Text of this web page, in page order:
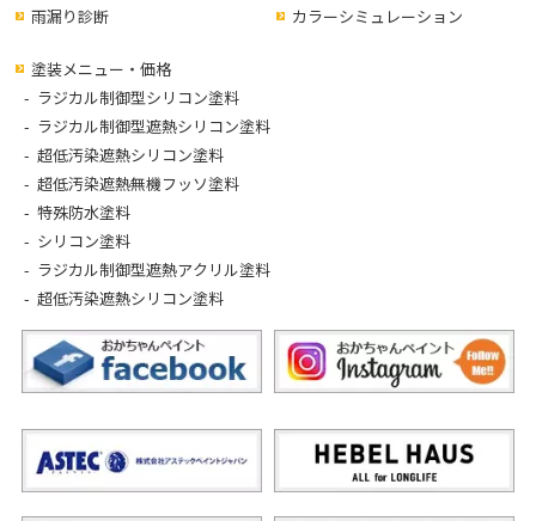
雨漏り診断
カラーシミュレーション
塗装メニュー・価格
ラジカル制御型シリコン塗料
ラジカル制御型遮熱シリコン塗料
超低汚染遮熱シリコン塗料
超低汚染遮熱無機フッソ塗料
特殊防水塗料
シリコン塗料
ラジカル制御型遮熱アクリル塗料
超低汚染遮熱シリコン塗料